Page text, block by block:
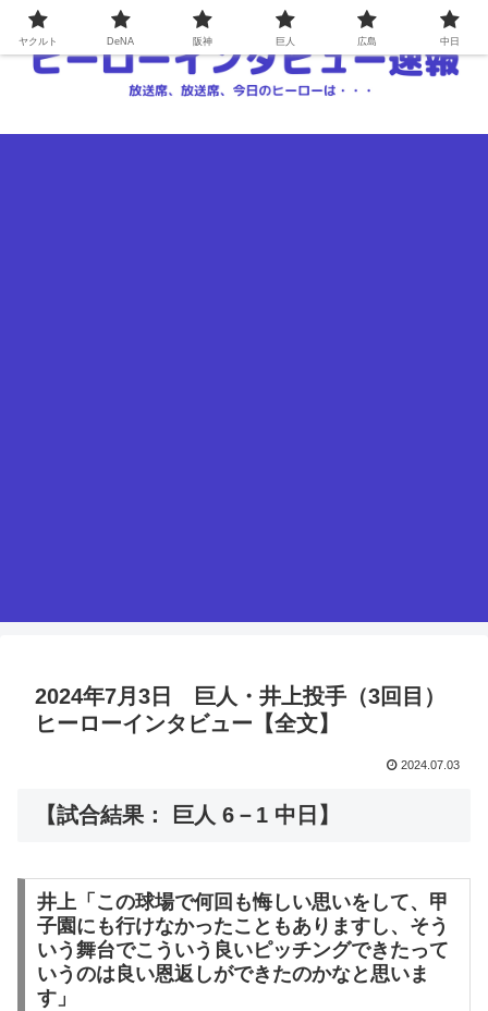
2024年7月3日 巨人・井上投手（3回目）
ヒーローインタビュー【全文】
2024.07.03
【試合結果： 巨人 6－1 中日】
井上「この球場で何回も悔しい思いをして、甲
子園にも行けなかったこともありますし、そう
いう舞台でこういう良いピッチングできたって
いうのは良い恩返しができたのかなと思いま
す」
ヤクルト DeNA 阪神 巨人 広島 中日